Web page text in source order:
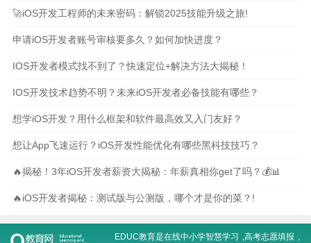
🚀iOS开发工程师的未来密码：解锁2025技能升级之旅!
申请iOS开发者账号审核要多久？如何加快进度？
IOS开发者模式找不到了？快速定位+解决方法大揭秘！
IOS开发技术趋势不明？未来iOS开发者必备技能有哪些？
想学iOS开发？用什么框架和软件最高效又入门友好？
想让App飞速运行？iOS开发性能优化有哪些黑科技技巧？
🔥揭秘！3年iOS开发者薪资大揭秘：年薪真相你get了吗？💰📊
🔥iOS开发者揭秘：测试版与公测版，哪个才是你的菜？!
EDUC教育是在线中小学智慧学习 ,高考志愿填报 ,